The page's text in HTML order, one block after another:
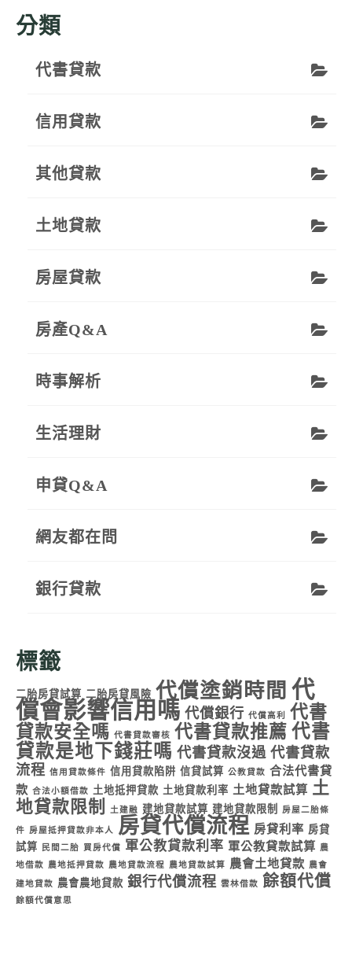
分類
代書貸款
信用貸款
其他貸款
土地貸款
房屋貸款
房產Q&A
時事解析
生活理財
申貸Q&A
網友都在問
銀行貸款
標籤
二胎房貸試算 二胎房貸風險 代償塗銷時間 代
償會影響信用嗎 代償銀行 代償高利
代書
貸款安全嗎 代書貸款審核 代書貸款推薦 代書
貸款是地下錢莊嗎 代書貸款沒過 代書貸款
流程 信用貸款條件 信用貸款陷阱 信貸試算 公教貸款 合法代書貸
款 合法小額借款 土地抵押貸款 土地貸款利率 土地貸款試算 土
地貸款限制
土建融 建地貸款試算 建地貸款限制 房屋二胎條
件 房屋抵押貸款非本人 房貸代償流程 房貸利率 房貸
試算
民間二胎 買房代償 軍公教貸款利率 軍公教貸款試算
農
地借款
農地抵押貸款 農地貸款流程 農地貸款試算 農會土地貸款 農會
建地貸款 農會農地貸款 銀行代償流程 雲林借款 餘額代償
餘額代償意思